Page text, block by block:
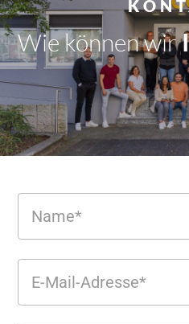
Wie können wir